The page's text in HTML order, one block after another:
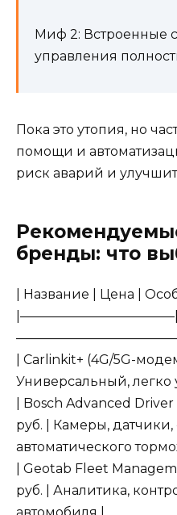
Миф 2: Встроенные
управления
Пока это утопия, но
помощи и
риск аварий и
бренды: что
| Название | Цена |
| Carlinkit+ (4G/5G-
Универсальный, легко
| Bosch Advanced
руб. | Камеры, датчики,
автоматического
| Geotab Fleet
руб. | Аналитика,
автомобиля |